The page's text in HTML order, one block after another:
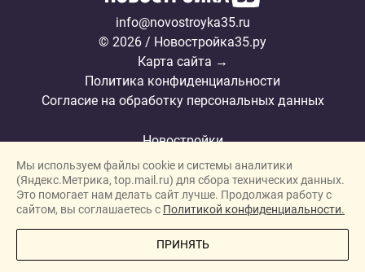
info@novostroyka35.ru
© 2026 / Новостройка35.ру
Карта сайта →
Политика конфиденциальности
Согласие на обработку персональных данных
Новостройки
Застройщики
Ипотека
Полезная информация
ПОЗВОНИТЕ МНЕ
Мы используем файлы cookie и системы аналитики
(Яндекс.Метрика, top.mail.ru) для сбора технических данных.
Это помогает нам делать сайт лучше. Продолжая работу с
сайтом, вы соглашаетесь с Политикой конфиденциальности.
ПРИНЯТЬ